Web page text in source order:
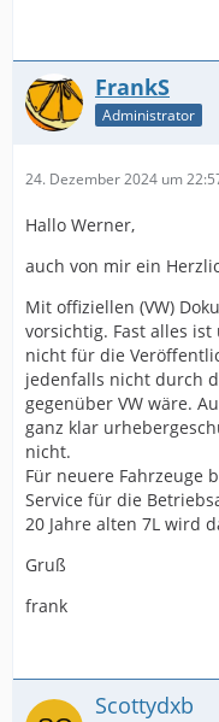
FrankS
Administrator
24. Dezember 2024 um
Hallo Werner,
auch von mir ein
Mit offiziellen (VW)
vorsichtig. Fast alles
nicht für die
jedenfalls nicht durch
gegenüber VW wäre.
ganz klar
nicht.
Für neuere Fahrzeuge
Service für die
20 Jahre alten 7L wird
Gruß
frank
Scottydxb